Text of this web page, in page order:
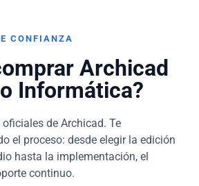
CONFIANZA
Archicad
Informática?
de Archicad. Te
el proceso: desde elegir la edición
hasta la implementación, el
continuo.